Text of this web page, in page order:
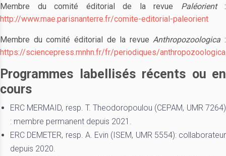
Membre du comité éditorial de la revue Paléorient:
http://www.mae.parisnanterre.fr/comite-editorial-paleorient
Membre du comité éditorial de la revueAnthropozoologica :
https://sciencepress.mnhn.fr/fr/periodiques/anthropozoologica
Programmes labellisés récents ou en
cours
ERC MERMAID, resp. T. Theodoropoulou (CEPAM, UMR 7264)
: membre permanent depuis 2021.
ERC DEMETER, resp. A. Evin (ISEM, UMR 5554): collaborateur
depuis 2020.